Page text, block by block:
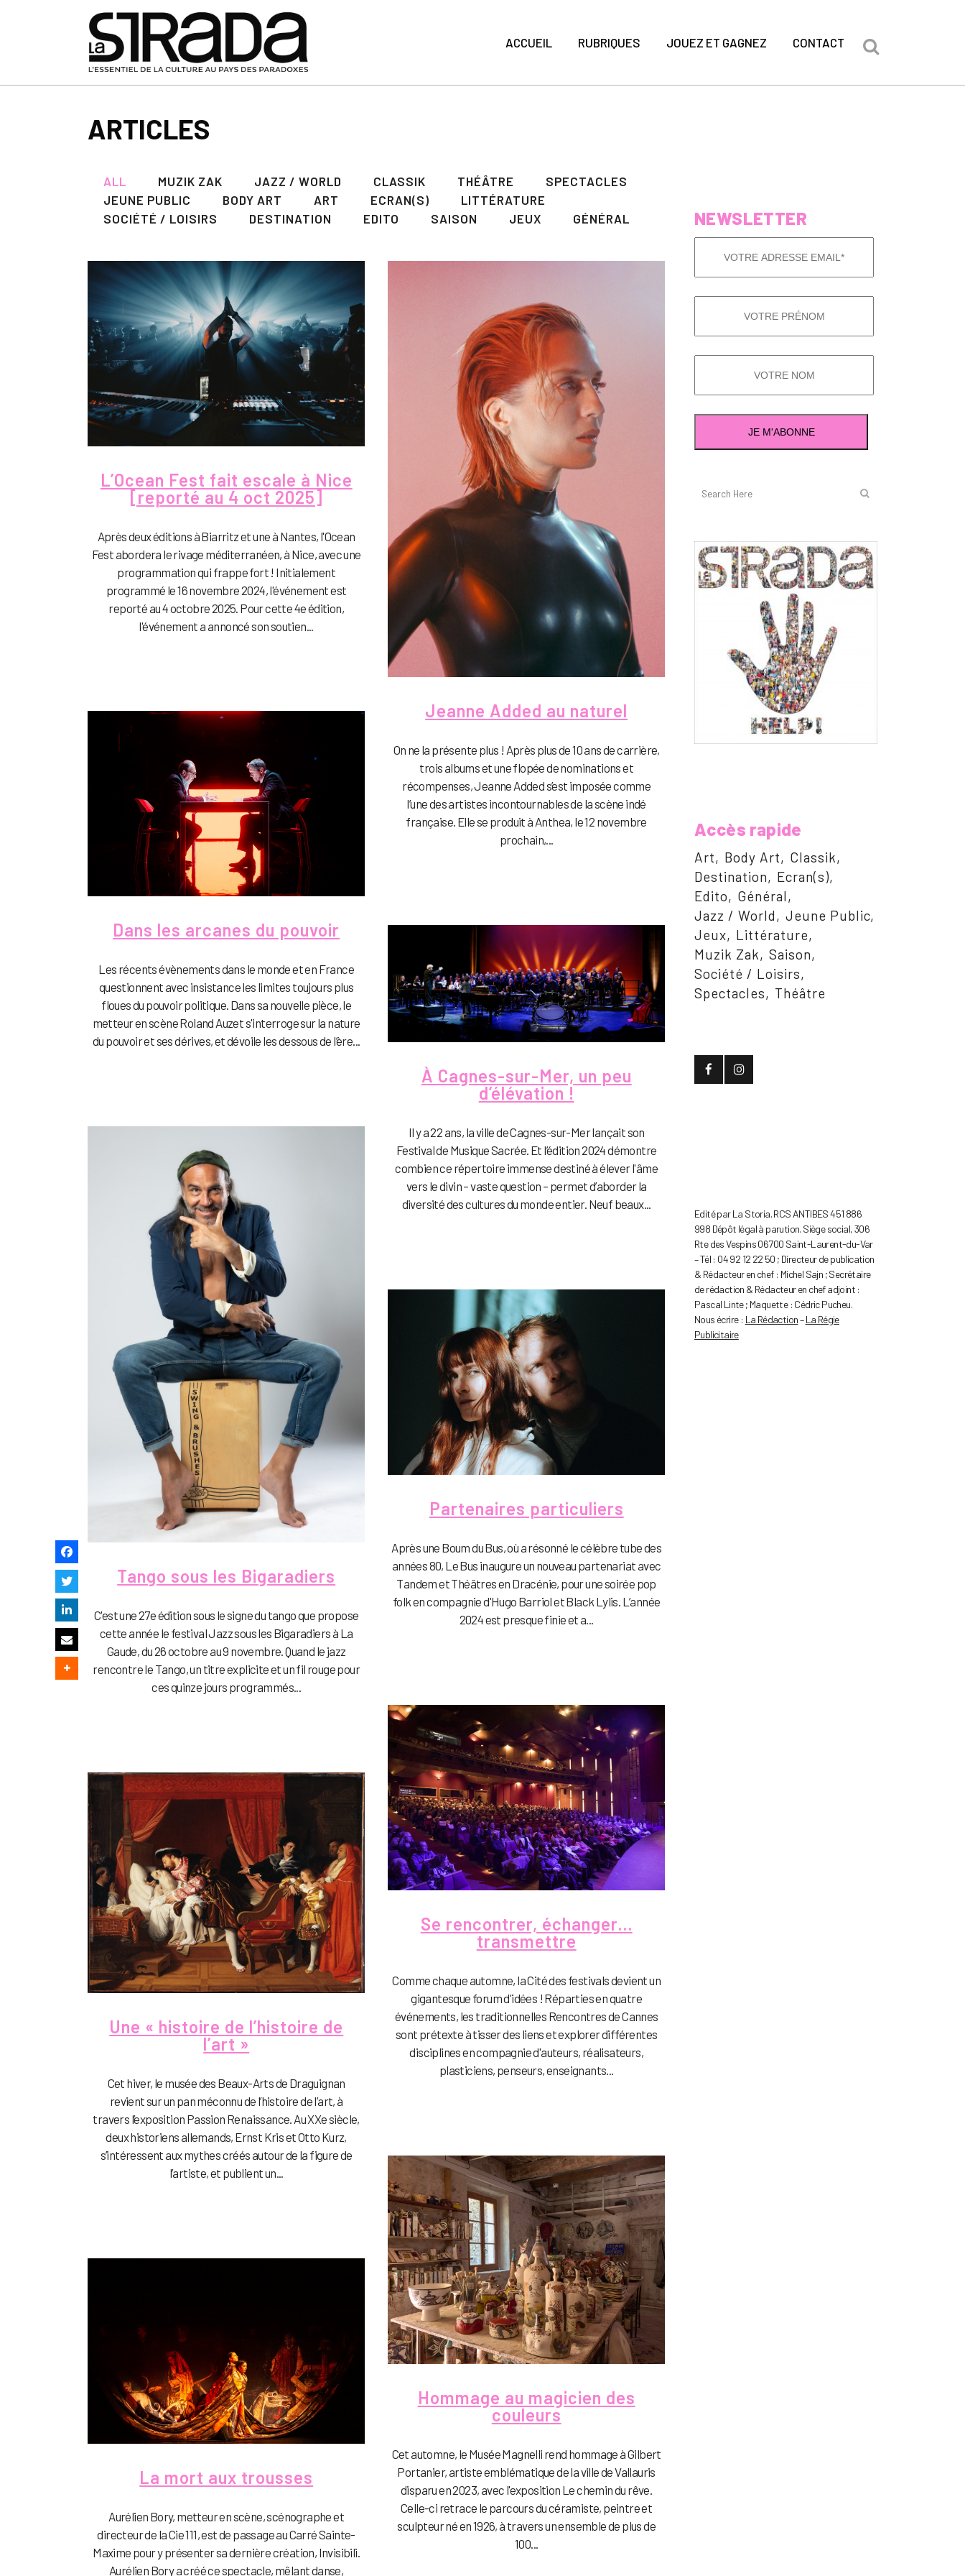
ACCUEIL RUBRIQUES JOUEZ ET GAGNEZ CONTACT
ARTICLES
ALL MUZIK ZAK JAZZ / WORLD CLASSIK THÉÂTRE
SPECTACLES
JEUNE PUBLIC
BODY ART ART ECRAN(S)
LITTÉRATURE
SOCIÉTÉ / LOISIRS
DESTINATION EDITO SAISON JEUX GÉNÉRAL
L’Ocean Fest fait escale à Nice
[reporté au 4 oct 2025]
Après deux éditions à Biarritz et une à Nantes, l'Ocean
Fest abordera le rivage méditerranéen, à Nice, avec une
programmation qui frappe fort ! Initialement
programmé le 16 novembre 2024, l'événement est
reporté au 4 octobre 2025. Pour cette 4e édition,
l'événement a annoncé son soutien...
Jeanne Added au naturel
On ne la présente plus ! Après plus de 10 ans de carrière,
trois albums et une flopée de nominations et
récompenses, Jeanne Added s’est imposée comme
l’une des artistes incontournables de la scène indé
française. Elle se produit à Anthea, le 12 novembre
prochain,...
Dans les arcanes du pouvoir
Les récents évènements dans le monde et en France
questionnent avec insistance les limites toujours plus
floues du pouvoir politique. Dans sa nouvelle pièce, le
metteur en scène Roland Auzet s'interroge sur la nature
du pouvoir et ses dérives, et dévoile les dessous de l’ère...
À Cagnes-sur-Mer, un peu
d’élévation !
Il y a 22 ans, la ville de Cagnes-sur-Mer lançait son
Festival de Musique Sacrée. Et l’édition 2024 démontre
combien ce répertoire immense destiné à élever l'âme
vers le divin – vaste question – permet d’aborder la
diversité des cultures du monde entier. Neuf beaux...
Tango sous les Bigaradiers
C'est une 27e édition sous le signe du tango que propose
cette année le festival Jazz sous les Bigaradiers à La
Gaude, du 26 octobre au 9 novembre. Quand le jazz
rencontre le Tango, un titre explicite et un fil rouge pour
ces quinze jours programmés...
Partenaires particuliers
Après une Boum du Bus, où a résonné le célèbre tube des
années 80, Le Bus inaugure un nouveau partenariat avec
Tandem et Théâtres en Dracénie, pour une soirée pop
folk en compagnie d'Hugo Barriol et Black Lylis. L’année
2024 est presque finie et a...
Se rencontrer, échanger…
transmettre
Comme chaque automne, la Cité des festivals devient un
gigantesque forum d'idées ! Réparties en quatre
événements, les traditionnelles Rencontres de Cannes
sont prétexte à tisser des liens et explorer différentes
disciplines en compagnie d'auteurs, réalisateurs,
plasticiens, penseurs, enseignants...
Une « histoire de l’histoire de
l’art »
Cet hiver, le musée des Beaux-Arts de Draguignan
revient sur un pan méconnu de l’histoire de l’art, à
travers l’exposition Passion Renaissance. Au XXe siècle,
deux historiens allemands, Ernst Kris et Otto Kurz,
s’intéressent aux mythes créés autour de la figure de
l’artiste, et publient un...
Hommage au magicien des
couleurs
Cet automne, le Musée Magnelli rend hommage à Gilbert
Portanier, artiste emblématique de la ville de Vallauris
disparu en 2023, avec l'exposition Le chemin du rêve.
Celle-ci retrace le parcours du céramiste, peintre et
sculpteur né en 1926, à travers un ensemble de plus de
100...
La mort aux trousses
Aurélien Bory, metteur en scène, scénographe et
directeur de la Cie 111, est de passage au Carré Sainte-
Maxime pour y présenter sa dernière création, Invisibili.
Aurélien Bory a créé ce spectacle, mêlant danse,
NEWSLETTER
Accès rapide
Art Body Art
Classik
Destination
Ecran(s)
Edito
Général
Jazz / World
Jeune Public
Jeux
Littérature
Muzik Zak
Saison
Société / Loisirs
Spectacles
Théâtre
Edité par La Storia. RCS ANTIBES 451 886
998 Dépôt légal à parution. Siège social, 306
Rte des Vespins 06700 Saint-Laurent-du-Var
– Tél : 04 92 12 22 50 ; Directeur de publication
& Rédacteur en chef : Michel Sajn ; Secrétaire
de rédaction & Rédacteur en chef adjoint :
Pascal Linte ; Maquette : Cédric Pucheu.
Nous écrire : La Rédaction–La Régie
Publicitaire